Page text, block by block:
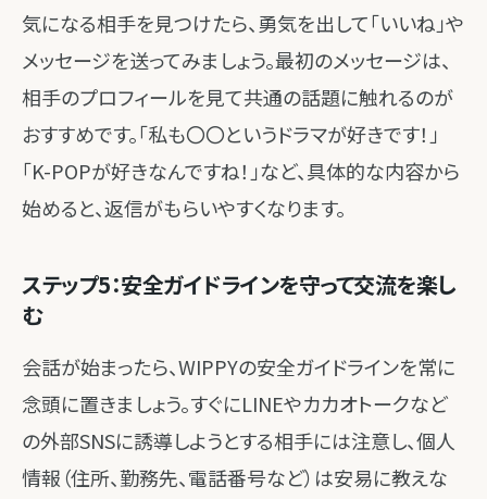
気になる相手を見つけたら、勇気を出して「いいね」や
メッセージを送ってみましょう。最初のメッセージは、
相手のプロフィールを見て共通の話題に触れるのが
おすすめです。「私も〇〇というドラマが好きです！」
「K-POPが好きなんですね！」など、具体的な内容から
始めると、返信がもらいやすくなります。
ステップ5：安全ガイドラインを守って交流を楽し
む
会話が始まったら、WIPPYの安全ガイドラインを常に
念頭に置きましょう。すぐにLINEやカカオトークなど
の外部SNSに誘導しようとする相手には注意し、個人
情報（住所、勤務先、電話番号など）は安易に教えな